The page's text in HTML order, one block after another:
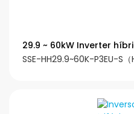
29.9 ~ 60kW Inverter
SSE-HH29.9~60K-P3EU-S（